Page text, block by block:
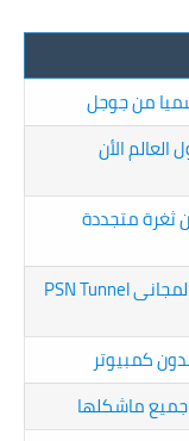
الأن
ثغرة متجددة
البرنامج الأفضل على الإطلاق فى الأنترنت المجانى PSN Tunnel
كمبيوتر